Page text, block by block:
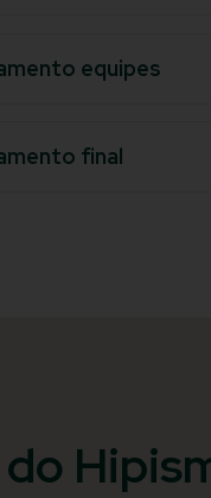
equipes
final